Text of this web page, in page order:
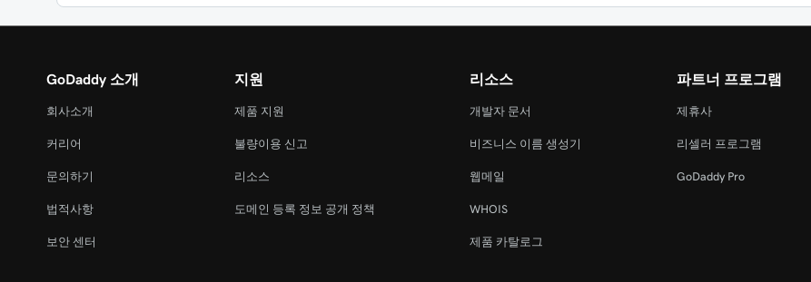
GoDaddy 소개
회사소개
커리어
문의하기
법적사항
보안 센터
지원
제품 지원
불량이용 신고
리소스
도메인 등록 정보 공개 정책
리소스
개발자 문서
비즈니스 이름 생성기
웹메일
WHOIS
제품 카탈로그
파트너 프로그램
제휴사
리셀러 프로그램
GoDaddy Pro